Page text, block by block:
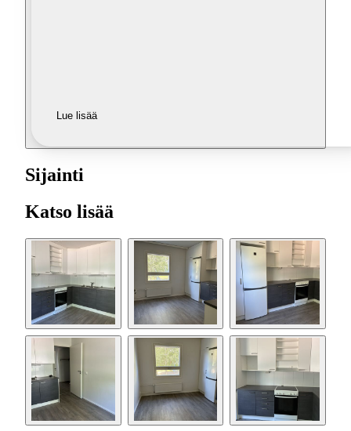
Lue lisää
Sijainti
Katso lisää